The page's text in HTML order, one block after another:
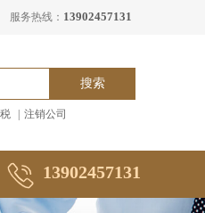
服务热线： 13902457131
注销公司
13902457131